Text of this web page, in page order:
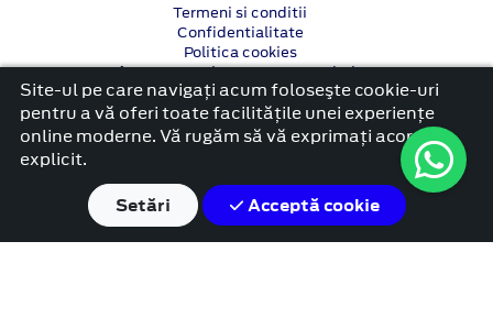
Termeni si conditii
Confidentialitate
Politica cookies
Anunț începere proiect ”PNRR. Fonduri pentru
România modernă și reformată”.
platformă dezvoltată de Workleto
Site-ul pe care navigați acum foloseşte cookie-uri
pentru a vă oferi toate facilitățile unei experiențe
online moderne. Vă rugăm să vă exprimați acordul
explicit.
Setări
Acceptă cookie